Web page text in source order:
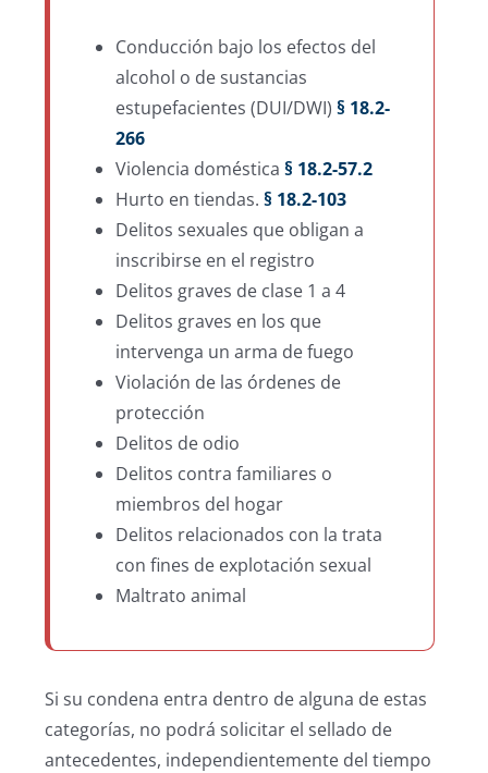
Conducción bajo los efectos del
alcohol o de sustancias
estupefacientes (DUI/DWI)§ 18.2-
266
Violencia doméstica§ 18.2-57.2
Hurto en tiendas.§ 18.2-103
Delitos sexuales que obligan a
inscribirse en el registro
Delitos graves de clase 1 a 4
Delitos graves en los que
intervenga un arma de fuego
Violación de las órdenes de
protección
Delitos de odio
Delitos contra familiares o
miembros del hogar
Delitos relacionados con la trata
con fines de explotación sexual
Maltrato animal
Si su condena entra dentro de alguna de estas
categorías, no podrá solicitar el sellado de
antecedentes, independientemente del tiempo